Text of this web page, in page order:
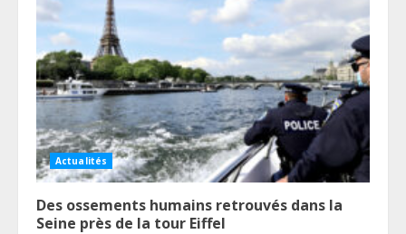
Actualités
Des ossements humains retrouvés dans la
Seine près de la tour Eiffel